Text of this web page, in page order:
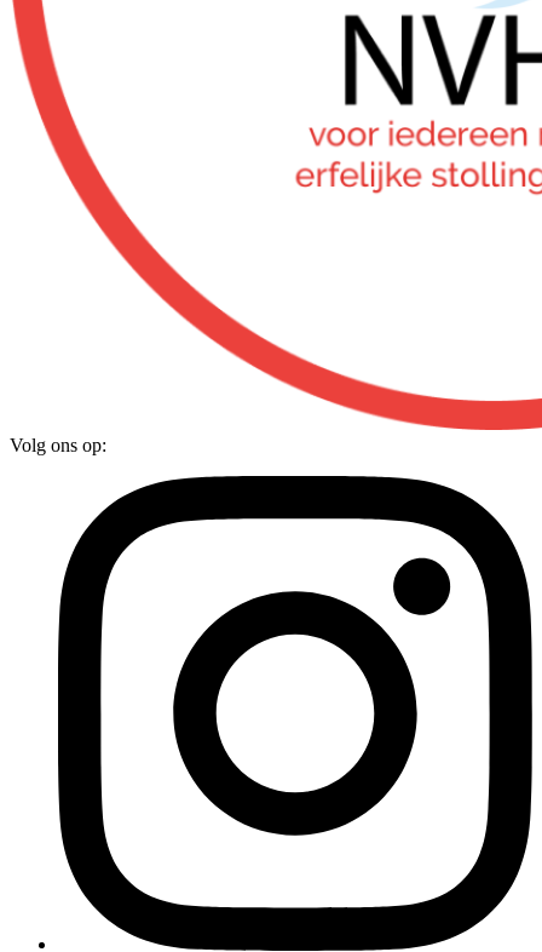
Volg ons op: